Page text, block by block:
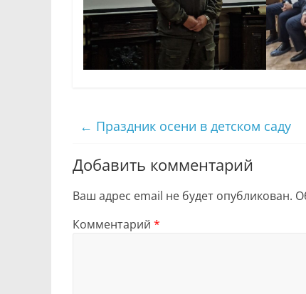
← Праздник осени в детском саду
Добавить комментарий
Ваш адрес email не будет опубликован.
Комментарий *